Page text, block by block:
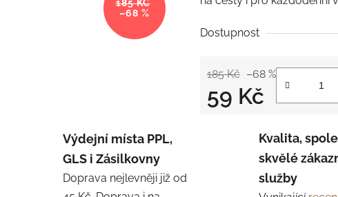
Dostupnost
185 Kč –68 %
59 Kč
185 KČ
–68 %
Výdejní místa PPL,
GLS i Zásilkovny
Doprava nejlevněji již od
Kvalita,
skvělé
služby